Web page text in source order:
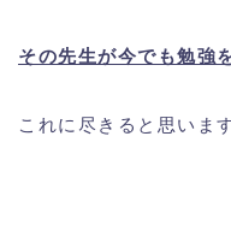
その先生が今でも勉強
これに尽きると思います